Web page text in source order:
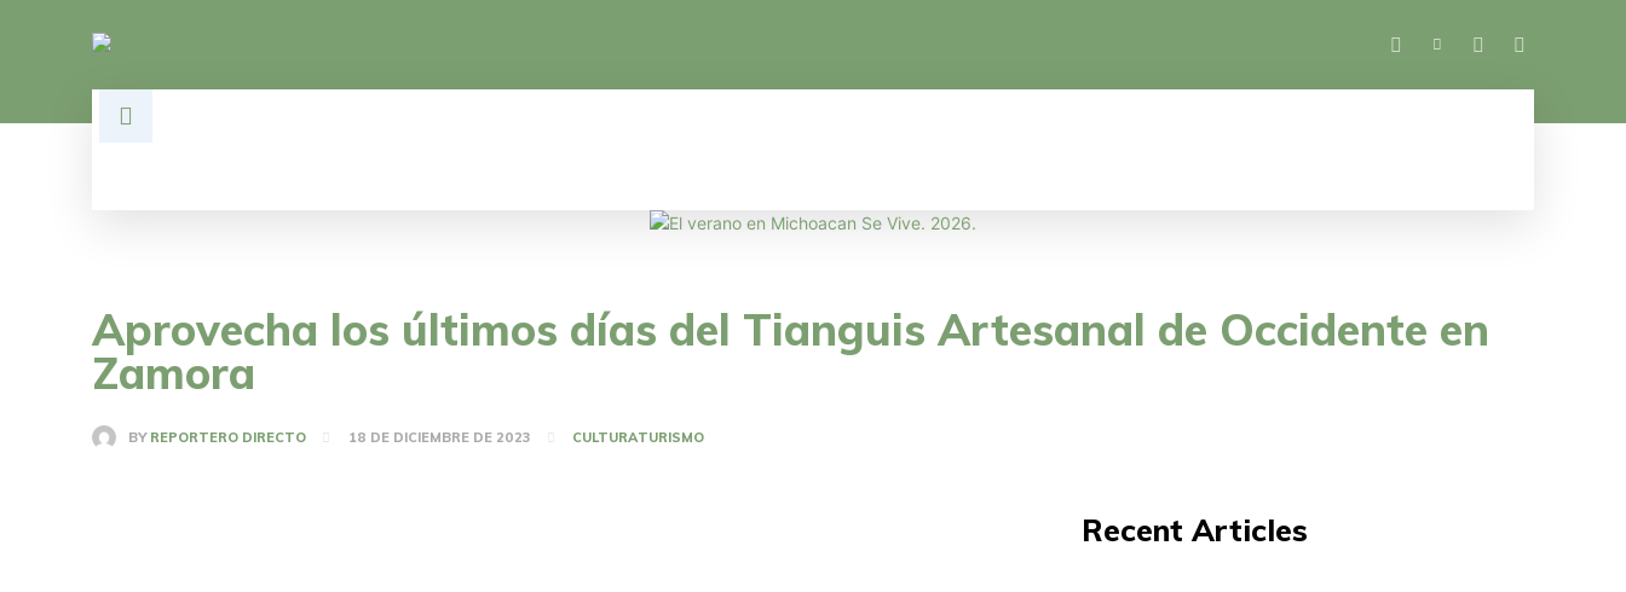
Aprovecha los últimos días del Tianguis Artesanal de Occidente en
Zamora
BY REPORTERO DIRECTO 18 DE DICIEMBRE DE 2023 CULTURATURISMO
Recent Articles